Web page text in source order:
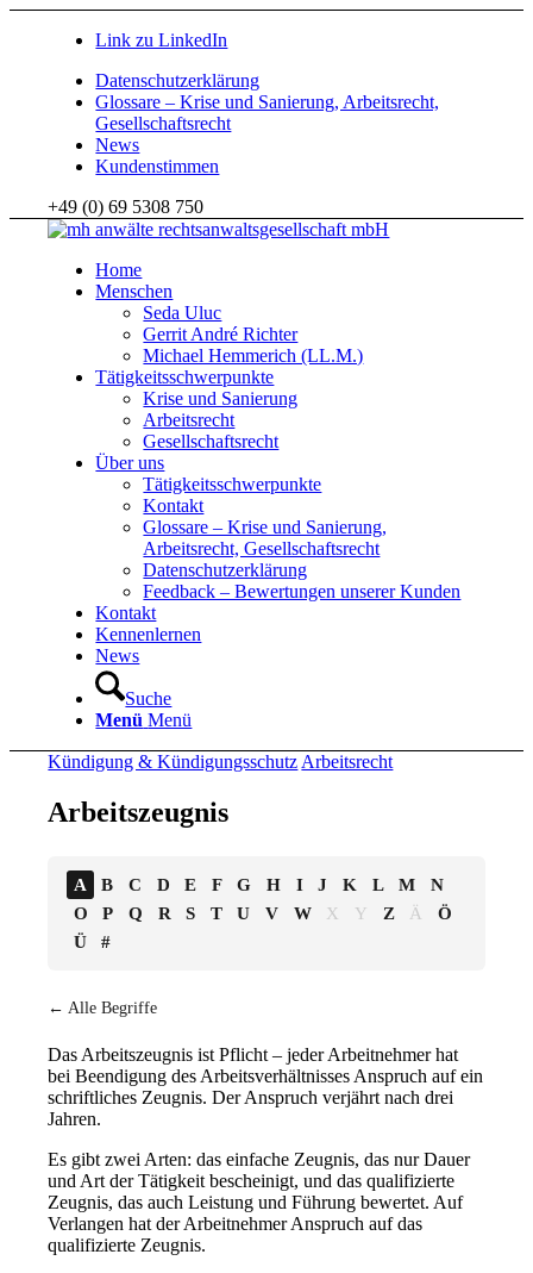
Link zu LinkedIn
Datenschutzerklärung
Glossare – Krise und Sanierung, Arbeitsrecht,
Gesellschaftsrecht
News
Kundenstimmen
+49 (0) 69 5308 750
Home
Menschen
Seda Uluc
Gerrit André Richter
Michael Hemmerich (LL.M.)
Tätigkeitsschwerpunkte
Krise und Sanierung
Arbeitsrecht
Gesellschaftsrecht
Über uns
Tätigkeitsschwerpunkte
Kontakt
Glossare – Krise und Sanierung,
Arbeitsrecht, Gesellschaftsrecht
Datenschutzerklärung
Feedback – Bewertungen unserer Kunden
Kontakt
Kennenlernen
News
Suche
Menü Menü
Kündigung & Kündigungsschutz Arbeitsrecht
Arbeitszeugnis
A B C D E F G H I J K L M
N
O
P Q R S T U V W X Y Z Ä
Ö
Ü
#
← Alle Begriffe
Das Arbeitszeugnis ist Pflicht – jeder Arbeitnehmer hat
bei Beendigung des Arbeitsverhältnisses Anspruch auf ein
schriftliches Zeugnis. Der Anspruch verjährt nach drei
Jahren.
Es gibt zwei Arten: das einfache Zeugnis, das nur Dauer
und Art der Tätigkeit bescheinigt, und das qualifizierte
Zeugnis, das auch Leistung und Führung bewertet. Auf
Verlangen hat der Arbeitnehmer Anspruch auf das
qualifizierte Zeugnis.